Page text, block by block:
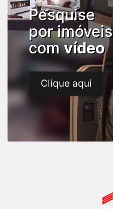
Pesquise
por imóveis
comvídeo
Clique aqui